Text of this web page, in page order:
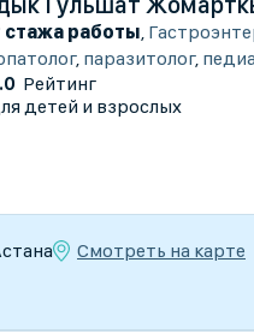
стажа работы,
, паразитолог,
Рейтинг
детей и взрослых
Смотреть на карте